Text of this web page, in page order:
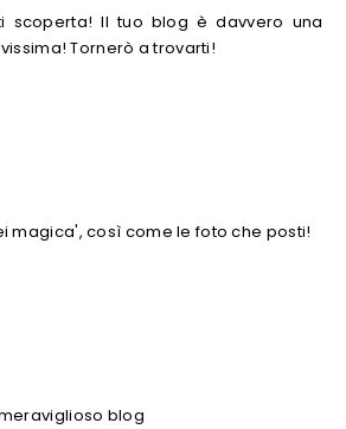
scoperta! Il tuo blog è davvero una
Tornerò a trovarti!
magica', così come le foto che posti!
blog